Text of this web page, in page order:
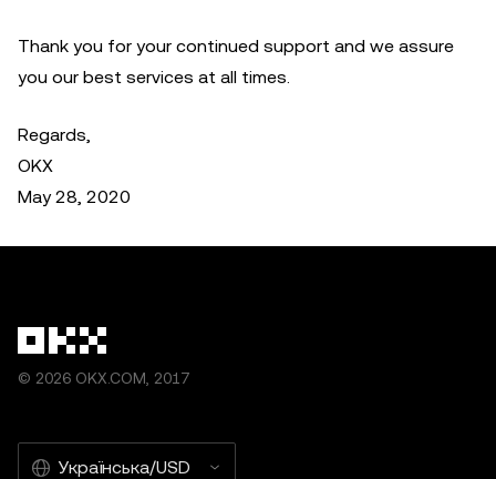
Thank you for your continued support and we assure
you our best services at all times.
Regards,
OKX
May 28, 2020
© 2026 OKX.COM, 2017
Українська/USD